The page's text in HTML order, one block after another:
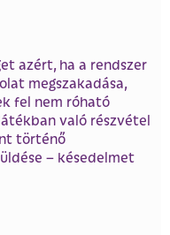
azért, ha a rendszer
megszakadása,
fel nem róható
való részvétel
történő
– késedelmet